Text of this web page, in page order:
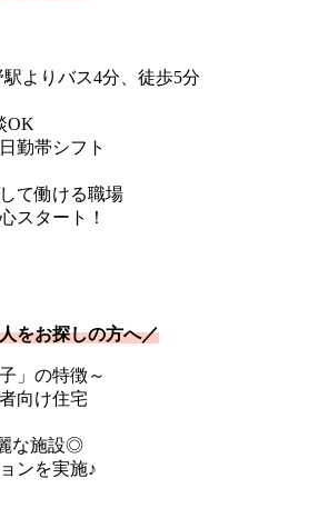
よりバス4分、徒歩5分
OK
勤帯シフト
て働ける職場
タート！
をお探しの方へ／
」の特徴～
向け住宅
な施設◎
ンを実施♪